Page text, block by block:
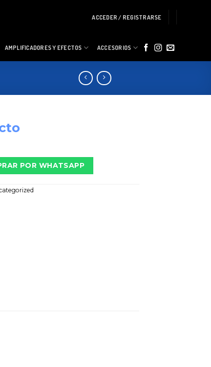
ACCEDER / REGISTRARSE
AMPLIFICADORES Y EFECTOS ACCESORIOS
POR WHATSAPP